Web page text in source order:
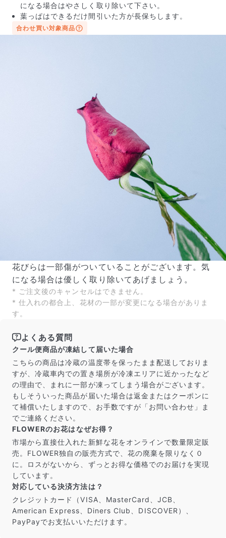
写真と同じものが届く？
商品ページに掲載している写真は、実際にお届けする商
品を撮影したものです。お花は生き物なので、どうして
も色味やサイズ・咲き方に個体差はありますが、できる
だけ写真のイメージに近いものをお届けできるように人
の目でチェックをしています。
Q. 毎月自動でお花が届くサービスですか？
いいえ、毎月自動でお届けするサービスではありません。好
きな時に好きな花をご注文いただけます。
Q. 配送できないエリアはありますか？
ただいま沖縄・離島エリアへの配送には対応しておりませ
ん。ご了承ください。
Q. 配送日時は指定できますか？
お花をベストなタイミングで発送しているため、お届け日の
指定はできません。受け取り時間帯は、発送後にクロネコヤ
マトのアプリから変更可能です。
Q. 注文後にキャンセルできますか？
ご注文後一定時間内であればキャンセル可能です。
になる場合はやさしく取り除いて下さい。
葉っぱはできるだけ間引いた方が長保ちします。
合わせ買い対象商品
花びらは一部傷がついていることがございます。気
になる場合は優しく取り除いてあげましょう。
* ご注文後のキャンセルはできません。
* 仕入れの都合上、花材の一部が変更になる場合がありま
す。
よくある質問
クール便商品が凍結して届いた場合
こちらの商品は冷蔵の温度帯を保ったまま配送しておりま
すが、冷蔵車内での置き場所が冷凍エリアに近かったなど
の理由で、まれに一部が凍ってしまう場合がございます。
もしそういった商品が届いた場合は返金またはクーポンに
て補償いたしますので、お手数ですが「お問い合わせ」ま
でご連絡ください。
FLOWERのお花はなぜお得？
市場から直接仕入れた新鮮な花をオンラインで数量限定販
売。FLOWER独自の販売方式で、花の廃棄を限りなく０
に。ロスがないから、ずっとお得な価格でのお届けを実現
しています。
対応している決済方法は？
クレジットカード（VISA、MasterCard、JCB、
American Express、Diners Club、DISCOVER）、
PayPayでお支払いいただけます。